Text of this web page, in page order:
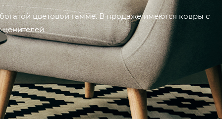
цветовой гамме. В продаже имеются ковры с